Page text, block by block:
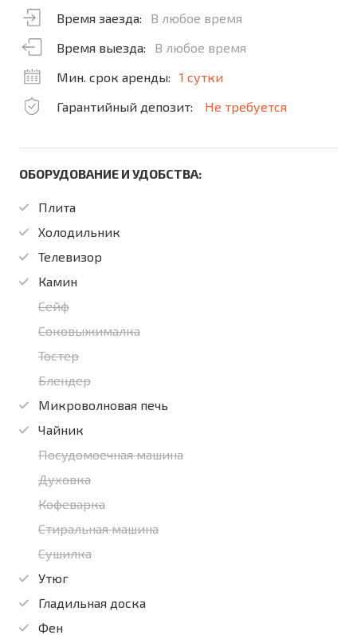
Время заезда:
В любое время
Время выезда:
В любое время
Мин. срок аренды:
1 сутки
Гарантийный депозит:
Не требуется
ОБОРУДОВАНИЕ И УДОБСТВА:
Плита
Холодильник
Телевизор
Камин
Сейф
Соковыжималка
Тостер
Блендер
Микроволновая печь
Чайник
Посудомоечная машина
Духовка
Кофеварка
Стиральная машина
Сушилка
Утюг
Гладильная доска
Фен